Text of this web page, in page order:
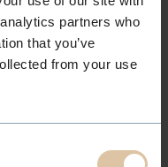
partners who
that you’ve
from your use
du er usikker.